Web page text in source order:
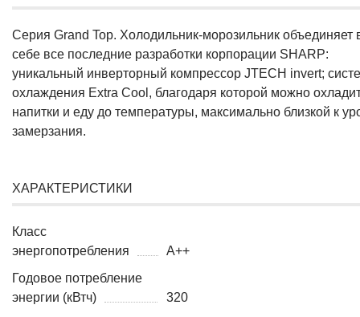
Серия Grand Top. Холодильник-морозильник объединяет
себе все последние разработки корпорации SHARP:
уникальный инверторный компрессор JTECH invert;
охлаждения Extra Cool, благодаря которой можно
напитки и еду до температуры, максимально близкой к
замерзания.
ХАРАКТЕРИСТИКИ
Класс
энергопотребления
A++
Годовое потребление
энергии (кВтч)
320